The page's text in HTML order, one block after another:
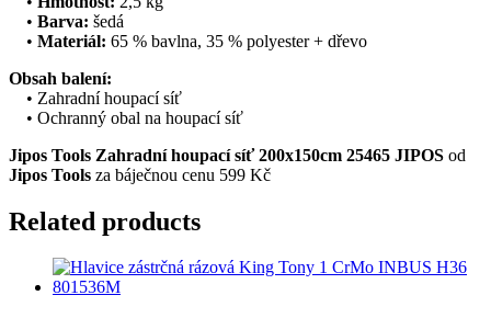
• Barva: šedá
• Materiál: 65 % bavlna, 35 % polyester + dřevo
Obsah balení:
• Zahradní houpací síť
• Ochranný obal na houpací síť
Jipos Tools Zahradní houpací síť 200x150cm 25465 JIPOS od
Jipos Tools za báječnou cenu 599 Kč
Related products